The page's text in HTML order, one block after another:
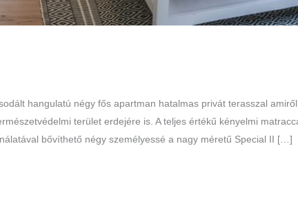
hangulatú négy fős apartman hatalmas privát terasszal
terület erdejére is. A teljes értékű kényelmi
bővíthető négy személyessé a nagy méretű Special II […]